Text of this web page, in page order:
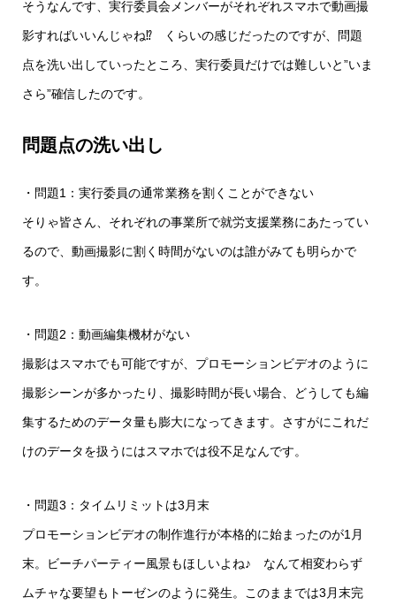
そうなんです、実行委員会メンバーがそれぞれスマホで動画撮
影すればいいんじゃね⁉ くらいの感じだったのですが、問題
点を洗い出していったところ、実行委員だけでは難しいと”いま
さら”確信したのです。
問題点の洗い出し
・問題1：実行委員の通常業務を割くことができない
そりゃ皆さん、それぞれの事業所で就労支援業務にあたってい
るので、動画撮影に割く時間がないのは誰がみても明らかで
す。
・問題2：動画編集機材がない
撮影はスマホでも可能ですが、プロモーションビデオのように
撮影シーンが多かったり、撮影時間が長い場合、どうしても編
集するためのデータ量も膨大になってきます。さすがにこれだ
けのデータを扱うにはスマホでは役不足なんです。
・問題3：タイムリミットは3月末
プロモーションビデオの制作進行が本格的に始まったのが1月
末。ビーチパーティー風景もほしいよね♪ なんて相変わらず
ムチャな要望もトーゼンのように発生。このままでは3月末完